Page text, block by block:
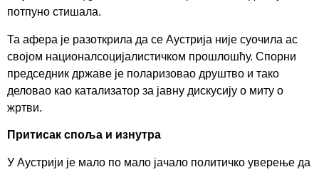
потпуно стишала.
Та афера је разоткрила да се Аустрија није суочила ас
својом националсоцијалистичком прошлошћу. Спорни
председник државе је поларизовао друштво и тако
деловао као катализатор за јавну дискусију о миту о
жртви.
Притисак споља и изнутра
У Аустрији је мало по мало јачало политичко уверење да